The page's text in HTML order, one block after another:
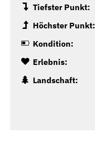
Tiefster Punkt:
Höchster Punkt:
Kondition:
Erlebnis:
Landschaft: